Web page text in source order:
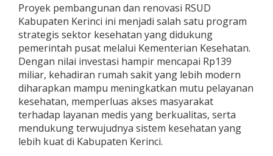
Proyek pembangunan dan renovasi RSUD
Kabupaten Kerinci ini menjadi salah satu program
strategis sektor kesehatan yang didukung
pemerintah pusat melalui Kementerian Kesehatan.
Dengan nilai investasi hampir mencapai Rp139
miliar, kehadiran rumah sakit yang lebih modern
diharapkan mampu meningkatkan mutu pelayanan
kesehatan, memperluas akses masyarakat
terhadap layanan medis yang berkualitas, serta
mendukung terwujudnya sistem kesehatan yang
lebih kuat di Kabupaten Kerinci.